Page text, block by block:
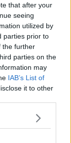
that after your
seeing
utilized by
parties prior to
the further
parties on the
may
IAB’s List of
it to other
di coinvolgere
linee guida ben
su Imu e
calmierati
chi scommette
vetrine dei negozi
l’intera